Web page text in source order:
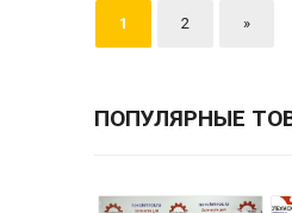
1 2 »
ПОПУЛЯРНЫЕ